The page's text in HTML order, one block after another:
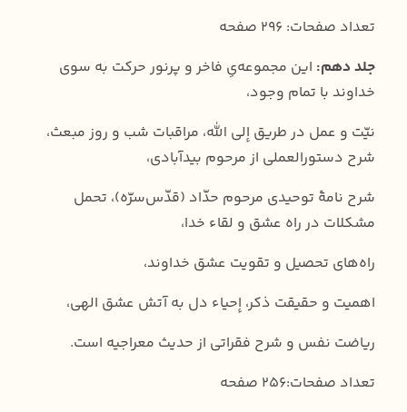
تعداد صفحات: 296 صفحه
جلد دهم: این مجموعه‌یِ فاخر و پرنور حرکت به سوی
خداوند با تمام وجود،
نيّت و عمل در طريق إلى الله، مراقبات شب و روز مبعث،
شرح دستورالعملی از مرحوم بیدآبادی،
شرح نامۀ توحیدی مرحوم حدّاد (قدّس‌سرّه)، تحمل
مشکلات در راه عشق و لقاء خدا،
راه‌های تحصیل و تقویت عشق خداوند،
اهمیت و حقیقت ذكر، إحياء دل به آتش عشق الهی،
ریاضت نفس و شرح فقراتی از حديث معراجيه است.
تعداد صفحات:256 صفحه